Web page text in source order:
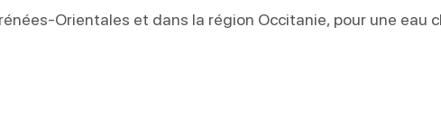
Orientales et dans la région Occitanie, pour une eau